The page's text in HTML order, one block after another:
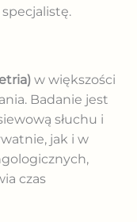
w większości
Badanie jest
słuchu i
jak i w
czas